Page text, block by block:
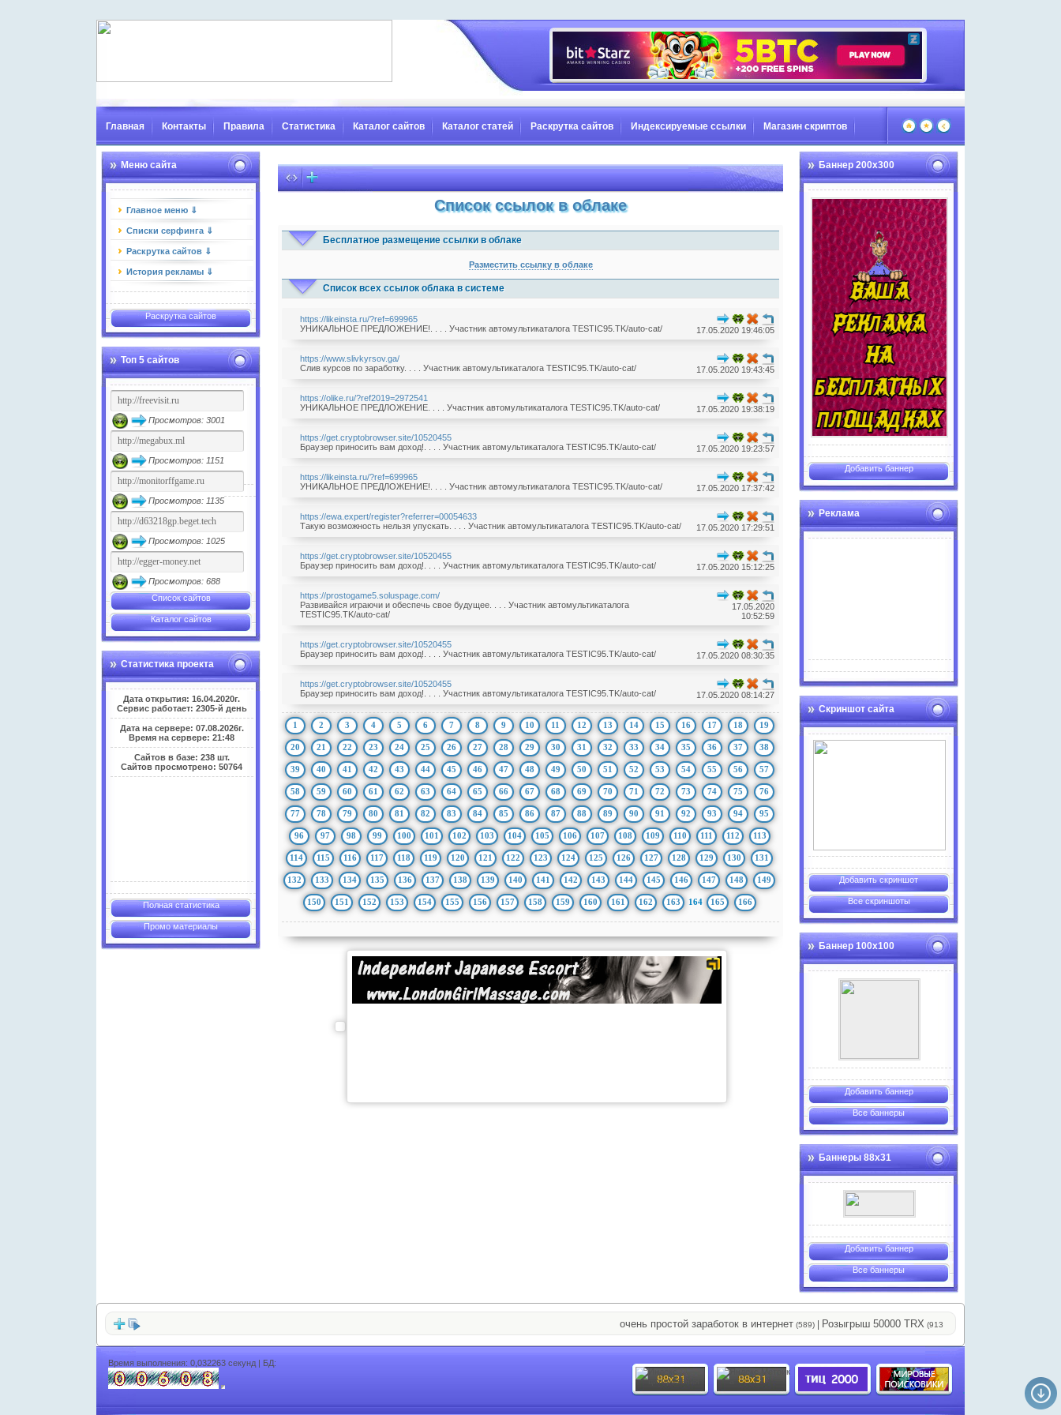
Главная Контакты Правила Статистика Каталог сайтов Каталог статей Раскрутка сайтов Индексируемые ссылки Магазин скриптов
Меню сайта
Главное меню ⇓
Списки серфинга ⇓
Раскрутка сайтов ⇓
История рекламы ⇓
Раскрутка сайтов
Топ 5 сайтов
Просмотров: 3001
Просмотров: 1151
Просмотров: 1135
Просмотров: 1025
Просмотров: 688
Список сайтов
Каталог сайтов
Статистика проекта
Дата открытия: 16.04.2020г.
Сервис работает: 2305-й день
Дата на сервере: 07.08.2026г.
Время на сервере: 21:48
Сайтов в базе: 238 шт.
Сайтов просмотрено: 50764
Полная статистика
Промо материалы
Баннер 200х300
Добавить баннер
Реклама
Скриншот сайта
Добавить скриншот
Все скриншоты
Баннер 100х100
Добавить баннер
Все баннеры
Баннеры 88х31
Добавить баннер
Все баннеры
Список ссылок в облаке
Бесплатное размещение ссылки в облаке
Разместить ссылку в облаке
Список всех ссылок облака в системе
https://likeinsta.ru/?ref=699965
УНИКАЛЬНОЕ ПРЕДЛОЖЕНИЕ!. . . . Участник автомультикаталога TESTIC95.TK/auto-cat/
17.05.2020 19:46:05
https://www.slivkyrsov.ga/
Слив курсов по заработку. . . . Участник автомультикаталога TESTIC95.TK/auto-cat/
17.05.2020 19:43:45
https://olike.ru/?ref2019=2972541
УНИКАЛЬНОЕ ПРЕДЛОЖЕНИЕ. . . . Участник автомультикаталога TESTIC95.TK/auto-cat/
17.05.2020 19:38:19
https://get.cryptobrowser.site/10520455
Браузер приносить вам доход!. . . . Участник автомультикаталога TESTIC95.TK/auto-cat/
17.05.2020 19:23:57
https://likeinsta.ru/?ref=699965
УНИКАЛЬНОЕ ПРЕДЛОЖЕНИЕ!. . . . Участник автомультикаталога TESTIC95.TK/auto-cat/
17.05.2020 17:37:42
https://ewa.expert/register?referrer=00054633
Такую возможность нельзя упускать. . . . Участник автомультикаталога TESTIC95.TK/auto-cat/
17.05.2020 17:29:51
https://get.cryptobrowser.site/10520455
Браузер приносить вам доход!. . . . Участник автомультикаталога TESTIC95.TK/auto-cat/
17.05.2020 15:12:25
https://prostogame5.soluspage.com/
Развивайся играючи и обеспечь свое будущее. . . . Участник автомультикаталога
TESTIC95.TK/auto-cat/
17.05.2020
10:52:59
https://get.cryptobrowser.site/10520455
Браузер приносить вам доход!. . . . Участник автомультикаталога TESTIC95.TK/auto-cat/
17.05.2020 08:30:35
https://get.cryptobrowser.site/10520455
Браузер приносить вам доход!. . . . Участник автомультикаталога TESTIC95.TK/auto-cat/
17.05.2020 08:14:27
1 2 3 4 5 6 7 8 9 10 11 12 13 14 15 16 17 18 19
20 21 22 23 24 25 26 27 28 29 30 31 32 33 34 35 36 37 38
39 40 41 42 43 44 45 46 47 48 49 50 51 52 53 54 55 56 57
58 59 60 61 62 63 64 65 66 67 68 69 70 71 72 73 74 75 76
77 78 79 80 81 82 83 84 85 86 87 88 89 90 91 92 93 94 95
96 97 98 99 100 101 102 103 104 105 106 107 108 109 110 111 112 113
114 115 116 117 118 119 120 121 122 123 124 125 126 127 128 129 130 131
132 133 134 135 136 137 138 139 140 141 142 143 144 145 146 147 148 149
150 151 152 153 154 155 156 157 158 159 160 161 162 163 164 165 166
очень простой заработок в интернет(589) |Розыгрыш 50000 TRX (913) |МИРОВОЗЗРЕНИЕ
Время выполнения: 0,032263 секунд | БД: